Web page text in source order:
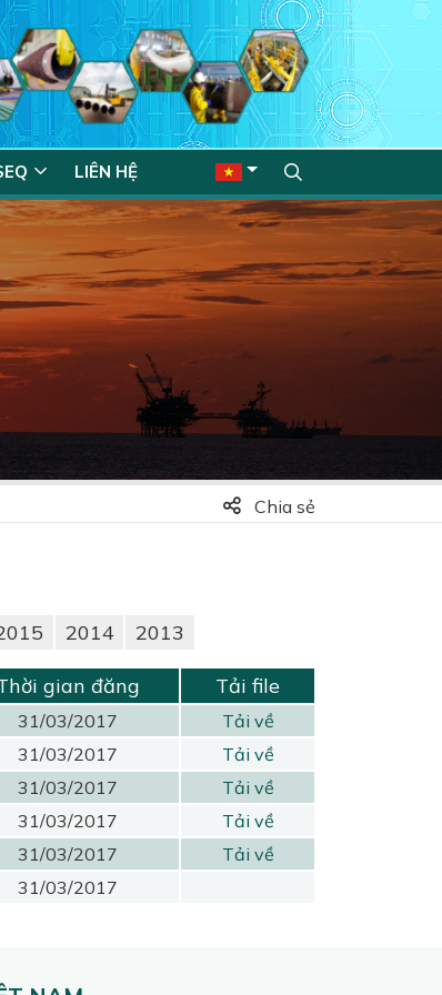
LIÊN HỆ
Chia sẻ
2014 2013
gian đăng Tải file
31/03/2017
Tải về
31/03/2017
Tải về
31/03/2017
Tải về
31/03/2017
Tải về
31/03/2017
Tải về
31/03/2017